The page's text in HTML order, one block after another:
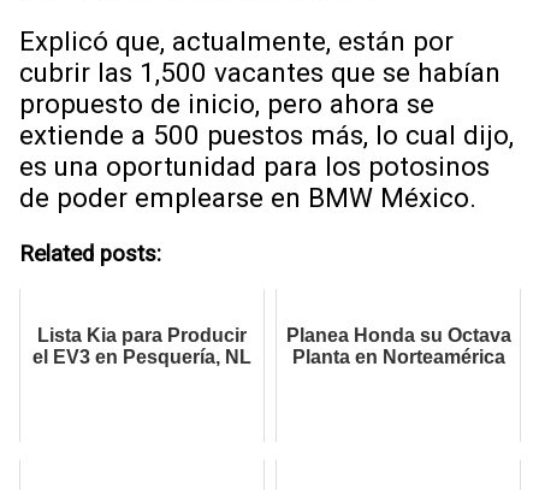
Explicó que, actualmente, están por
cubrir las 1,500 vacantes que se habían
propuesto de inicio, pero ahora se
extiende a 500 puestos más, lo cual dijo,
es una oportunidad para los potosinos
de poder emplearse en BMW México.
Related posts:
Lista Kia para Producir
el EV3 en Pesquería, NL
Planea Honda su Octava
Planta en Norteamérica